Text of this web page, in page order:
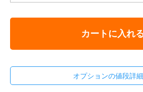
カートに入れ
オプションの値段詳細